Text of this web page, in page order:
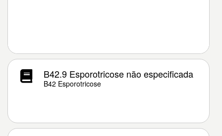
B42.9 Esporotricose não especificada
B42 Esporotricose